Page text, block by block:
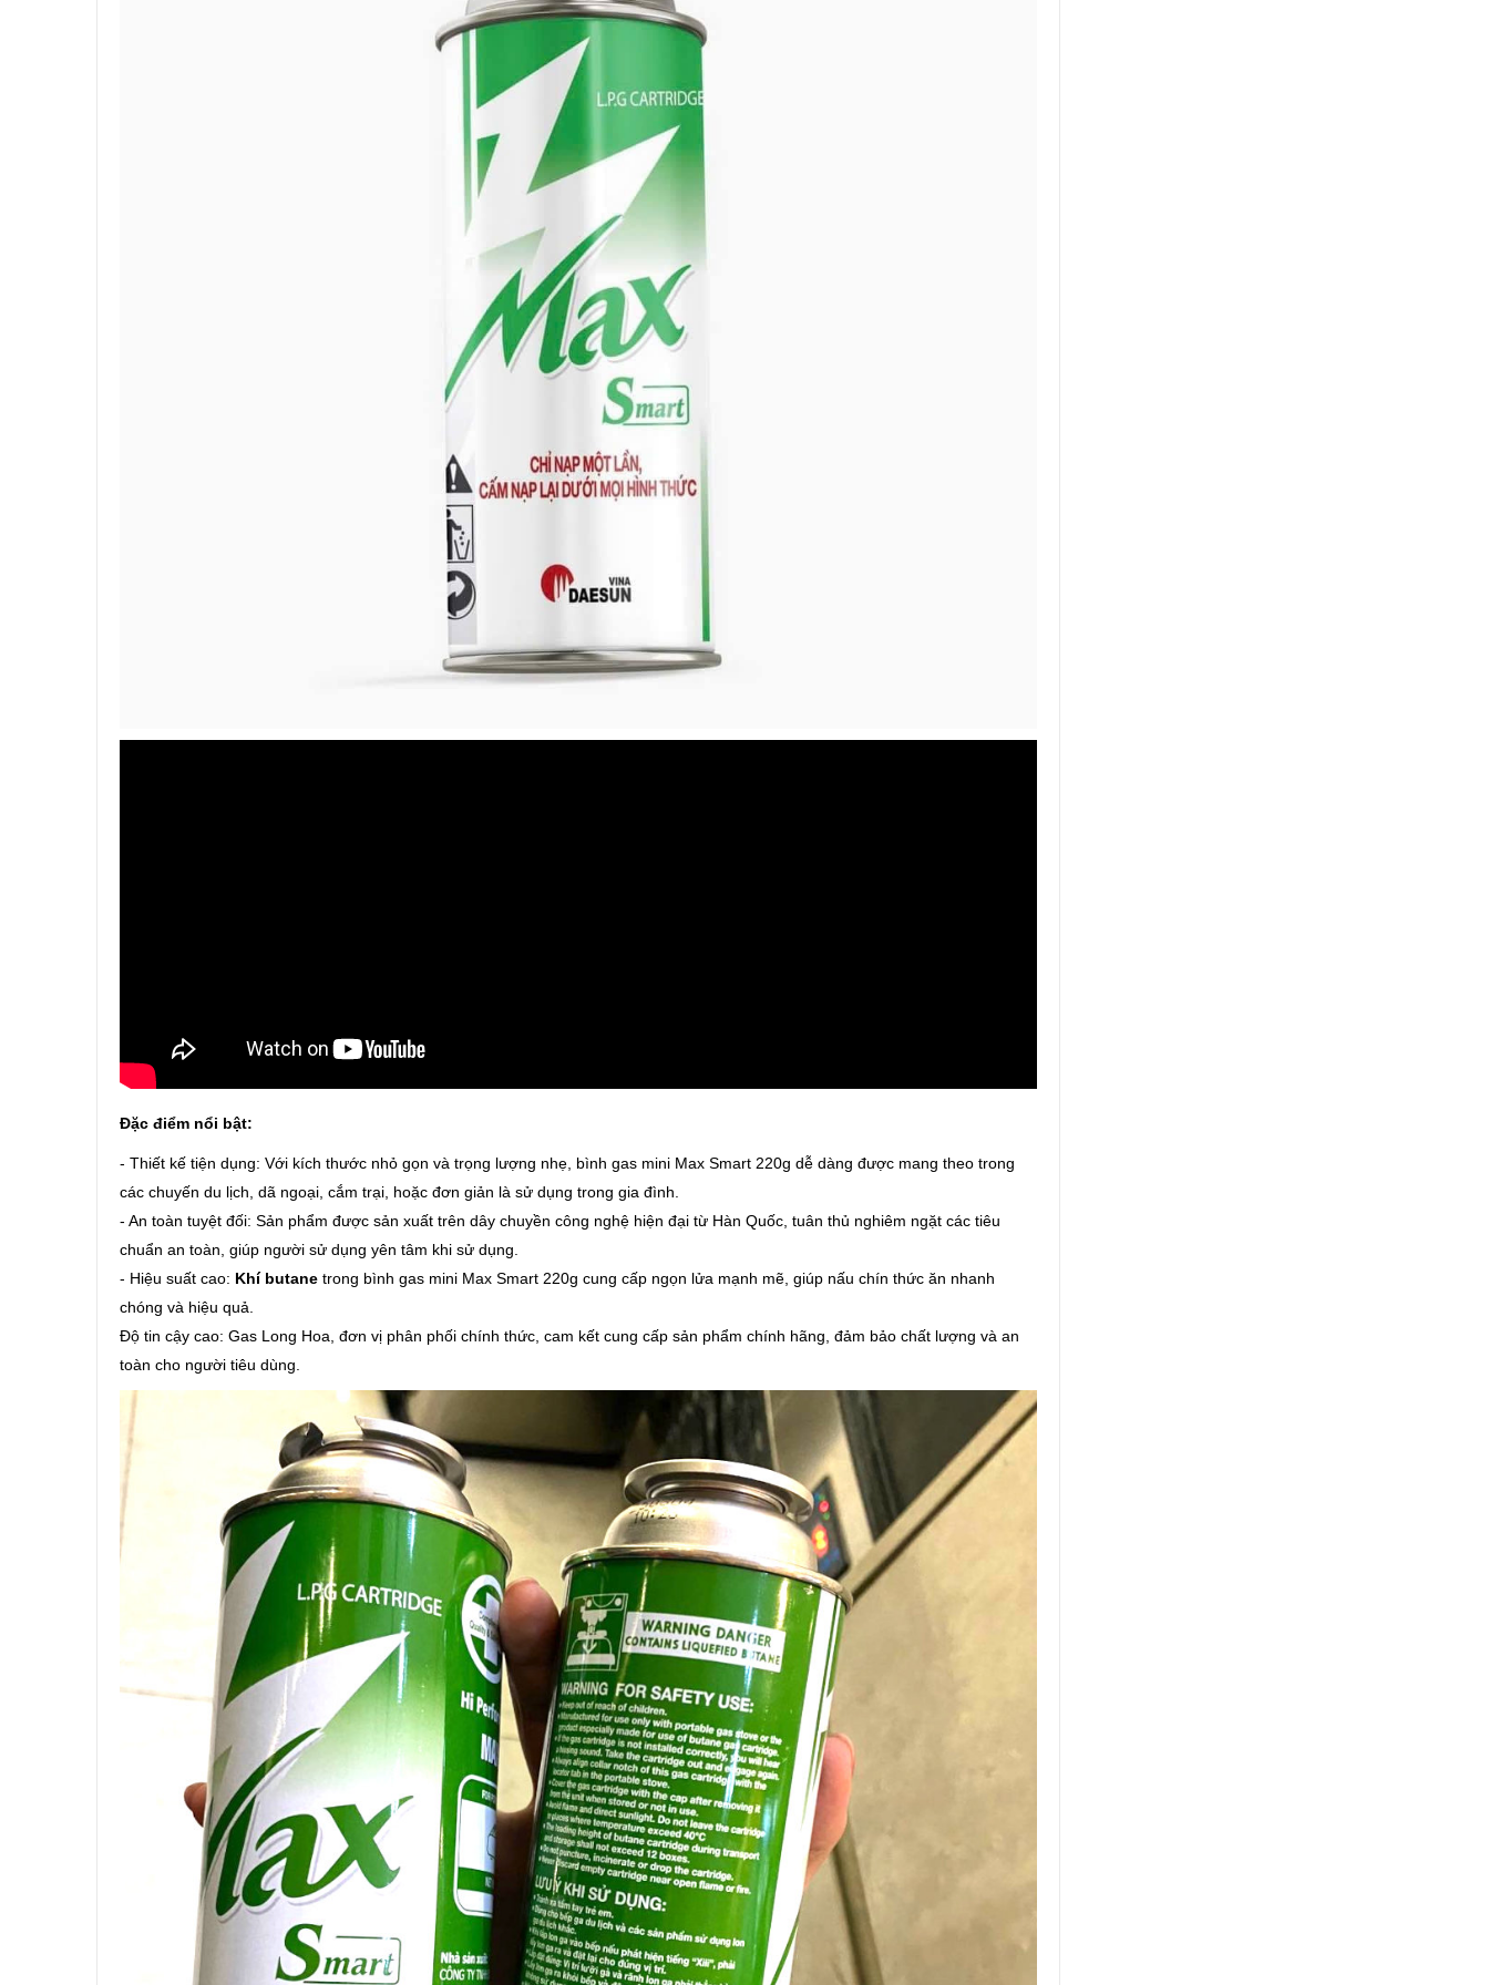
Đặc điểm nổi bật:
- Thiết kế tiện dụng: Với kích thước nhỏ gọn và trọng lượng nhẹ, bình gas mini Max Smart 220g dễ dàng được mang theo trong
các chuyến du lịch, dã ngoại, cắm trại, hoặc đơn giản là sử dụng trong gia đình.
- An toàn tuyệt đối: Sản phẩm được sản xuất trên dây chuyền công nghệ hiện đại từ Hàn Quốc, tuân thủ nghiêm ngặt các tiêu
chuẩn an toàn, giúp người sử dụng yên tâm khi sử dụng.
- Hiệu suất cao: Khí butane trong bình gas mini Max Smart 220g cung cấp ngọn lửa mạnh mẽ, giúp nấu chín thức ăn nhanh
chóng và hiệu quả.
Độ tin cậy cao: Gas Long Hoa, đơn vị phân phối chính thức, cam kết cung cấp sản phẩm chính hãng, đảm bảo chất lượng và an
toàn cho người tiêu dùng.